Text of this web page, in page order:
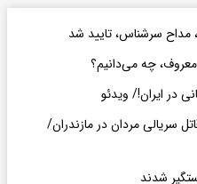
مداح سرشناس، تایید شد
چه می‌دانیم؟
در ایران!/ ویدئو
سریالی مردان در مازندران/